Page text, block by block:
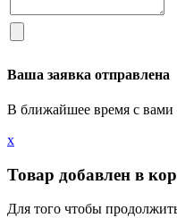
Ваша заявка отправлена
В ближайшее время с вами
х
Товар добавлен в
Для того чтобы